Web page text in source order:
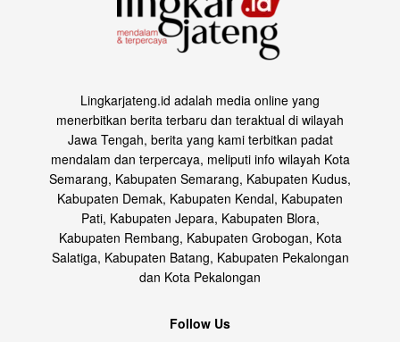
Lingkarjateng.id adalah media online yang
menerbitkan berita terbaru dan teraktual di wilayah
Jawa Tengah, berita yang kami terbitkan padat
mendalam dan terpercaya, meliputi info wilayah Kota
Semarang, Kabupaten Semarang, Kabupaten Kudus,
Kabupaten Demak, Kabupaten Kendal, Kabupaten
Pati, Kabupaten Jepara, Kabupaten Blora,
Kabupaten Rembang, Kabupaten Grobogan, Kota
Salatiga, Kabupaten Batang, Kabupaten Pekalongan
dan Kota Pekalongan
Follow Us